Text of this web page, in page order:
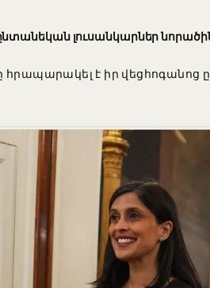
լուսանկարներ
հրապարակել է իր